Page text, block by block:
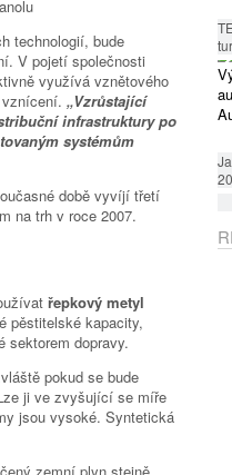
technologií, bude
V pojetí společnosti
využívá vznětového
„Vzrůstající
infrastruktury po
systémům
době vyvíjí třetí
na trh v roce 2007.
řepkový metyl
pěstitelské kapacity,
sektorem dopravy.
pokud se bude
ji ve zvyšující se míře
jsou vysoké. Syntetická
zemní plyn stejně